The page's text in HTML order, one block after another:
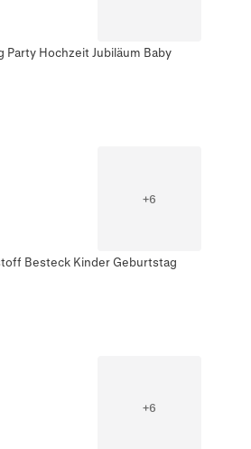
Party Hochzeit Jubiläum Baby
+6
Besteck Kinder Geburtstag
+6